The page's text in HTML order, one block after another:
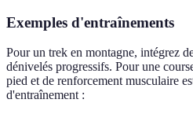
Exemples d'entraînements
Pour un trek en montagne, intégrez
dénivelés progressifs. Pour une
pied et de renforcement musculaire
d'entraînement :